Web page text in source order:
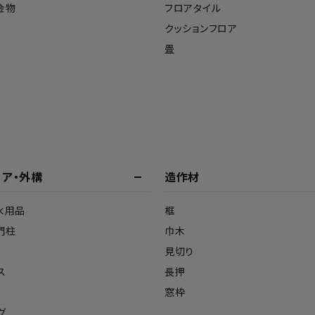
物
フロアタイル
クッションフロア
畳
・外構
用品
柱
造作材
框
巾木
見切り
長押
窓枠